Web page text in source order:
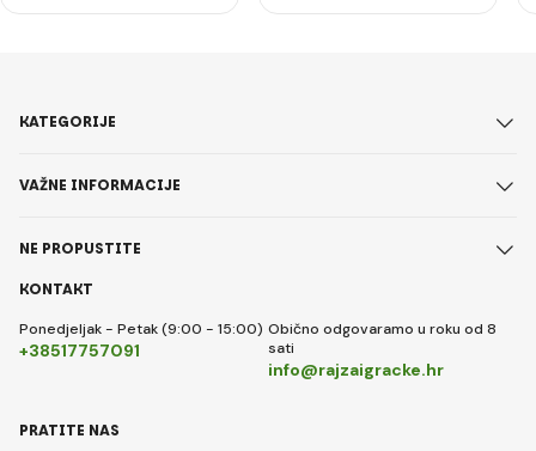
KONTAKT
Ponedjeljak - Petak (9:00 - 15:00)
+38517757091
Obično odgovaramo u roku od 8
sati
info@rajzaigracke.hr
KATEGORIJE
VAŽNE INFORMACIJE
NE PROPUSTITE
PRATITE NAS